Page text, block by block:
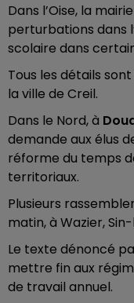
Dans l’Oise, la
perturbations dans
scolaire dans
Tous les détails
la ville de Creil.
Dans le Nord, à
demande aux élus
réforme du temps
territoriaux.
Plusieurs
matin, à Wazier,
Le texte dénoncé
mettre fin aux
de travail annuel.